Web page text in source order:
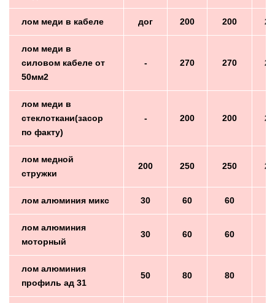
лом меди в кабеле дог 200 200
лом меди в
силовом кабеле от
50мм2
- 270 270
лом меди в
стеклоткани(засор
по факту)
- 200 200
лом медной
стружки
200 250 250
лом алюминия микс 30 60 60
лом алюминия
моторный
30 60 60
лом алюминия
профиль ад 31
50 80 80